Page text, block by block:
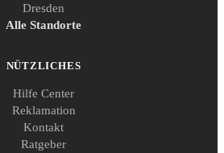
Dresden
Alle Standorte
NÜTZLICHES
Hilfe Center
Reklamation
Kontakt
Ratgeber